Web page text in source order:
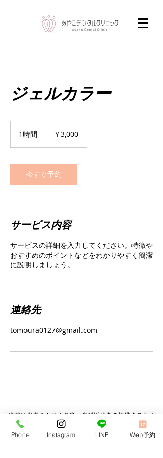
ジェルカラー
1時間 ￥3,000
今すぐ予約
サービス内容
サービスの詳細を入力してください。特徴や
おすすめのポイントなどをわかりやすく簡潔
に説明しましょう。
連絡先
tomoura0127@gmail.com
当院は患者さんにより良い歯科医療をご提供するため
高い専門性を持つ歯科医院と提携しております。
Phone Instagram LINE Web予約